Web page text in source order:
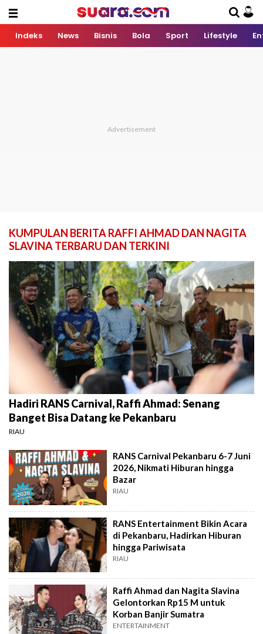
Indeks News Bisnis Bola Sport Lifestyle
KUMPULAN BERITA RAFFI AHMAD DAN NAGITA
SLAVINA TERBARU DAN TERKINI
Hadiri RANS Carnival, Raffi Ahmad: Senang
Banget Bisa Datang ke Pekanbaru
RIAU
RANS Carnival Pekanbaru 6-7 Juni
2026, Nikmati Hiburan hingga
Bazar
RIAU
RANS Entertainment Bikin Acara
di Pekanbaru, Hadirkan Hiburan
hingga Pariwisata
RIAU
Raffi Ahmad dan Nagita Slavina
Gelontorkan Rp15 M untuk
Korban Banjir Sumatra
ENTERTAINMENT